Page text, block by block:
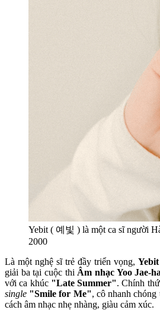
Yebit ( 예빛 ) là một ca sĩ người
2000
Là một nghệ sĩ trẻ đầy triển vọng, Yebit
giải ba tại cuộc thi Âm nhạc Yoo Jae-ha
với ca khúc "Late Summer". Chính
single "Smile for Me", cô nhanh
cách âm nhạc nhẹ nhàng, giàu cảm xúc.